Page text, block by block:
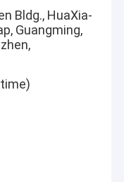
Bldg., HuaXia-
Guangming,